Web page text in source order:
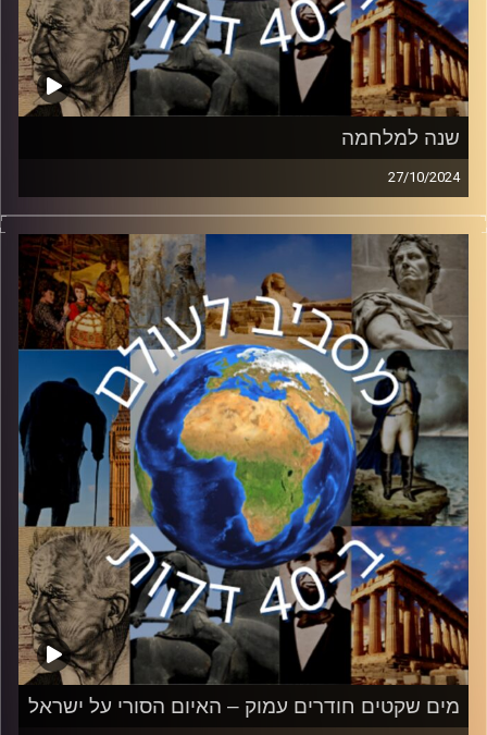
שנה למלחמה
27/10/2024
בשבוע שעבר ציינו שנה למלחמה ולטבח האכזרי שביצע
חמאס, טבח שהכניס את המזרח התיכון למערבולת שלא נראתה
באזור שנים. בעוד אנו עוברים את השנה הקשה בחיינו, כיצד
היא עוברת על הצד השני? ד״ר ואלוף משנה במיל׳ מיכאל
מילשטיין יסביר כיצד נראת המלחמה בצד השני, איפה טעינו
בדרך ומה ניתן לעשות כדי לתקן.
קרדיט תמונות:יוסי מצרי
מים שקטים חודרים עמוק – האיום הסורי על ישראל